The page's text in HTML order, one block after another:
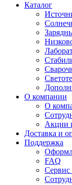
Каталог
О компании
О
Акции
Доставка и
Поддержка
FAQ
Сервис